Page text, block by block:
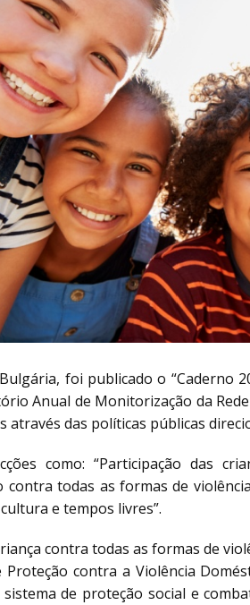
foi publicado o “Caderno
Anual de Monitorização da
através das políticas públicas
como: “Participação das
contra todas as formas de
e tempos livres”.
contra todas as formas de
Proteção contra a Violência
de proteção social e